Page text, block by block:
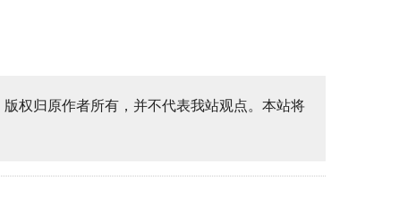
权归原作者所有，并不代表我站观点。本站将